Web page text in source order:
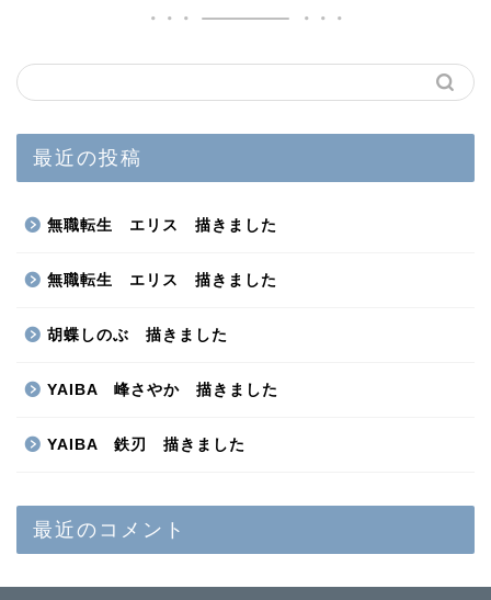
最近の投稿
無職転生 エリス 描きました
無職転生 エリス 描きました
胡蝶しのぶ 描きました
YAIBA 峰さやか 描きました
YAIBA 鉄刃 描きました
最近のコメント